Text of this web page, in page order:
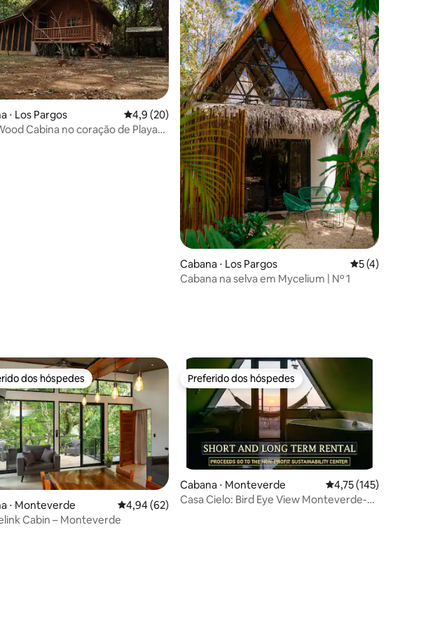
média de 5, 153 avaliações
⋅ Los Pargos 4,9 de uma avaliação média de 5, 20 avaliações
4,9 (20)
Cabina no coração de Playa
Cabana ⋅ Los Pargos 5 de uma
5 (4)
Cabana na selva em Mycelium | Nº 1
média de 5, 176 avaliações
dos hóspedes
dos hóspedes
⋅ Monteverde 4,94 de uma avaliação média de 5, 62 avaliações
4,94 (62)
Cabin – Monteverde
Preferido dos hóspedes
Preferido dos hóspedes
Cabana ⋅ Monteverde 4,75 de uma avaliação
4,75 (145)
Casa Cielo: Bird Eye View Monteverde-